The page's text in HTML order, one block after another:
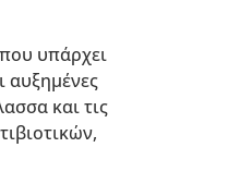
υπάρχει
αυξημένες
και τις